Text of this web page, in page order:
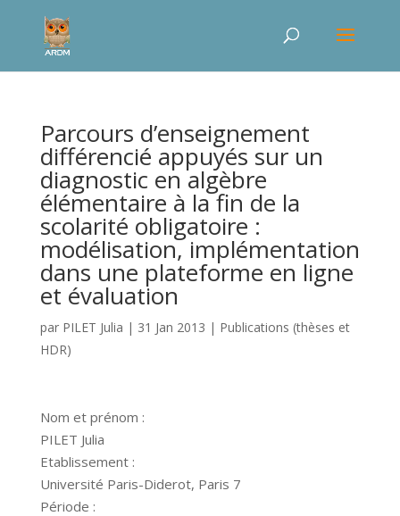
Parcours d’enseignement
différencié appuyés sur un
diagnostic en algèbre
élémentaire à la fin de la
scolarité obligatoire :
modélisation, implémentation
dans une plateforme en ligne
et évaluation
par PILET Julia | 31 Jan 2013 | Publications (thèses et
HDR)
Nom et prénom :
PILET Julia
Etablissement :
Université Paris-Diderot, Paris 7
Période :